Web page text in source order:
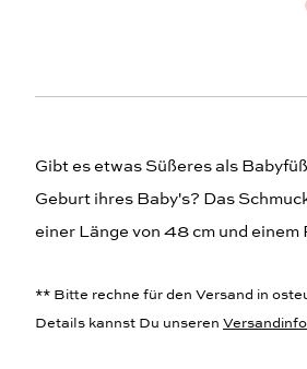
Gibt es etwas Süßeres als
Geburt ihres Baby's? Das
einer Länge von 48 cm und
** Bitte rechne für den Versand in
Details kannst Du unseren